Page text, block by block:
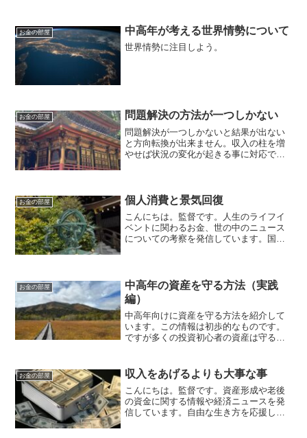
など大きな支出が落ち着く収入がピーク
に近い時期投資にまわせ...
お金の部屋 中高年が考える世界情勢について
世界情勢に注目しよう。
お金の部屋 問題解決の方法が一つしかない
問題解決が一つしかないと結果が出ない
と方向転換が出来ません。収入の柱を増
やせば状況の変化が起きる事に対応でき
お金の部屋 個人消費と景気回復
こんにちは。監督です。人生のライフイ
ベントに関わるお金、世の中のニュース
についての考察を発信しています。国家
ョンを含みます）。...
お金の部屋
中高年の資産を守る方法（実践
編）
中高年向けに資産を守る方法を紹介して
います。この情報は初歩的なものです。
ですが多くの投資初心者の資産は守るこ
お金の部屋 収入をあげるよりも大事な事
こんにちは。監督です。資産形成や老後
の資金に関する情報や経済ニュースを発
信しています。自由な生き方を応援して